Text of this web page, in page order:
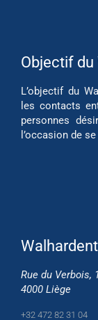
Objectif du
L’objectif du
les contacts
personnes
l’occasion de
Walhardent
Rue du Verbois,
4000 Liège
+32 472 82 31 04